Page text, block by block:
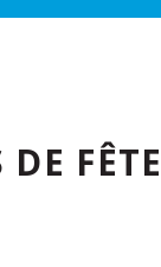
FÊTE